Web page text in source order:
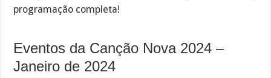
programação completa!
Eventos da Canção Nova 2024 –
Janeiro de 2024